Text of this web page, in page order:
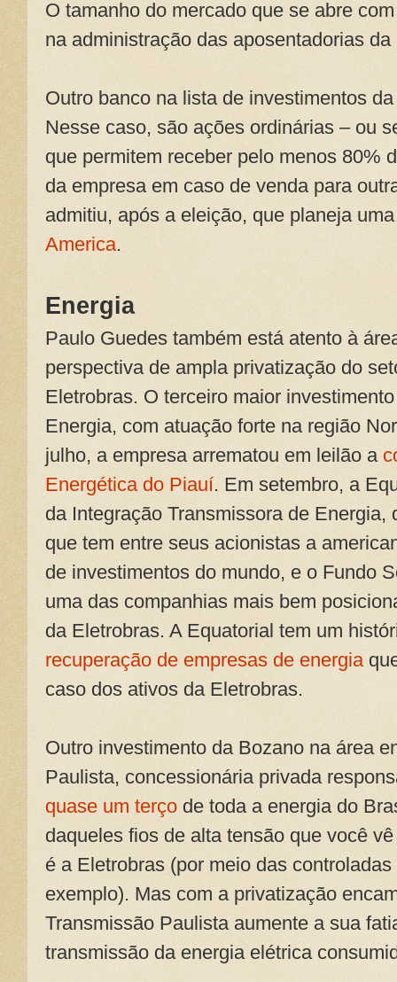
O tamanho do mercado que se abre
na administração das aposentadorias
Outro banco na lista de investimentos
Nesse caso, são ações ordinárias – ou
que permitem receber pelo menos 80%
da empresa em caso de venda para
admitiu, após a eleição, que planeja
America.
Energia
Paulo Guedes também está atento à
perspectiva de ampla privatização do
Eletrobras. O terceiro maior
Energia, com atuação forte na região
julho, a empresa arrematou em leilão a
Energética do Piauí. Em setembro, a
da Integração Transmissora de Energia,
que tem entre seus acionistas a
de investimentos do mundo, e o Fundo
uma das companhias mais bem
da Eletrobras. A Equatorial tem um
recuperação de empresas de energia
caso dos ativos da Eletrobras.
Outro investimento da Bozano na área
Paulista, concessionária privada
quase um terço de toda a energia do
daqueles fios de alta tensão que você
é a Eletrobras (por meio das
exemplo). Mas com a privatização
Transmissão Paulista aumente a sua
transmissão da energia elétrica